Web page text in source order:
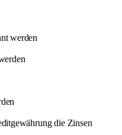
werden
die Zinsen